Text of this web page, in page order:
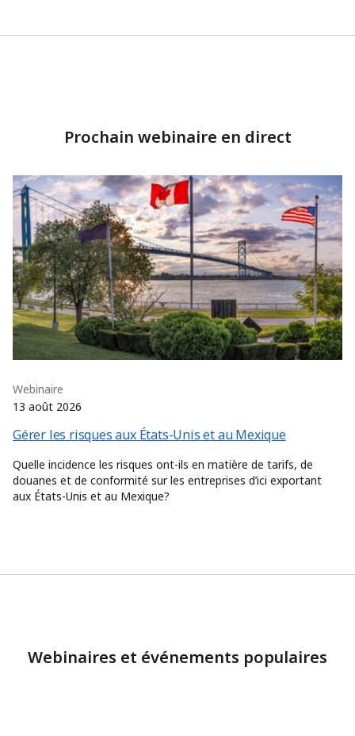
Prochain webinaire en direct
Webinaire
13 août 2026
Gérer les risques aux États-Unis et au Mexique
Quelle incidence les risques ont-ils en matière de tarifs, de
douanes et de conformité sur les entreprises d’ici exportant
aux États-Unis et au Mexique?
Webinaires et événements populaires